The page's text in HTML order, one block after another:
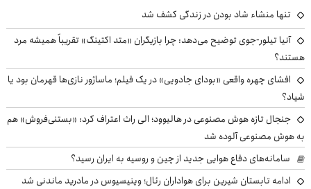
تنها منشاء شاد بودن در زندگی کشف شد
آنیا تیلور-جوی توضیح می‌دهد: چرا بازیگران «متد اکتینگ» تقریباً همیشه مرد
هستند؟
افشای چهره واقعی «بودای جادویی» در یک فیلم؛ ماساژور نازی‌ها قهرمان بود یا
شیاد؟
جنجال تازه هوش مصنوعی در هالیوود؛ الی راث اعتراف کرد: «بستنی‌فروش» هم
به هوش مصنوعی آلوده شد
سامانه‌های دفاع هوایی جدید از چین و روسیه به ایران رسید؟
ادامه تابستان شیرین برای هواداران رئال؛ وینیسیوس در مادرید ماندنی شد